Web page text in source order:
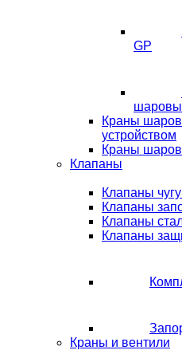
GP
Краны
устройством
Краны
Клапаны
Клапаны
Клапаны
Клапаны
Клапаны
Краны и вентили